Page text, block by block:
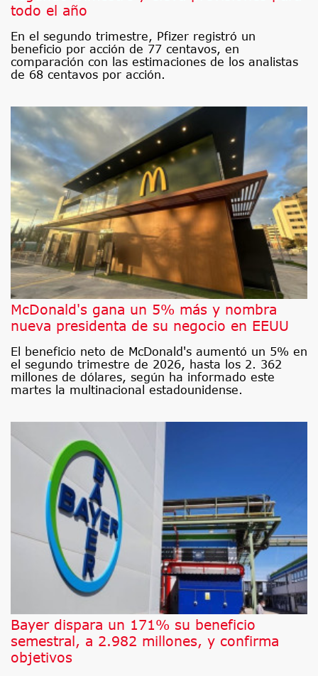
todo el año
En el segundo trimestre, Pfizer registró un
beneficio por acción de 77 centavos, en
comparación con las estimaciones de los analistas
de 68 centavos por acción.
McDonald's gana un 5% más y nombra
nueva presidenta de su negocio en EEUU
El beneficio neto de McDonald's aumentó un 5% en
el segundo trimestre de 2026, hasta los 2. 362
millones de dólares, según ha informado este
martes la multinacional estadounidense.
Bayer dispara un 171% su beneficio
semestral, a 2.982 millones, y confirma
objetivos